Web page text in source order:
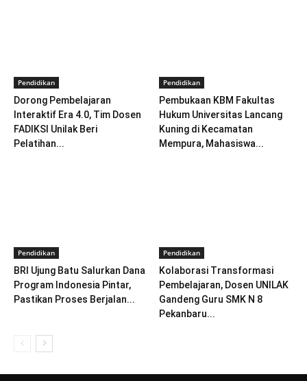
Pendidikan
Dorong Pembelajaran
Interaktif Era 4.0, Tim Dosen
FADIKSI Unilak Beri
Pelatihan...
Pendidikan
Pembukaan KBM Fakultas
Hukum Universitas Lancang
Kuning di Kecamatan
Mempura, Mahasiswa...
Pendidikan
BRI Ujung Batu Salurkan Dana
Program Indonesia Pintar,
Pastikan Proses Berjalan...
Pendidikan
Kolaborasi Transformasi
Pembelajaran, Dosen UNILAK
Gandeng Guru SMK N 8
Pekanbaru...